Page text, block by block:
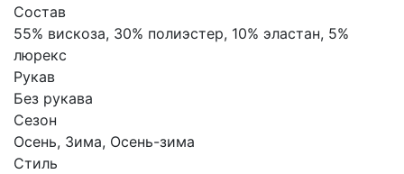
Состав
55% вискоза, 30% полиэстер, 10% эластан, 5%
люрекс
Рукав
Без рукава
Сезон
Осень, Зима, Осень-зима
Стиль